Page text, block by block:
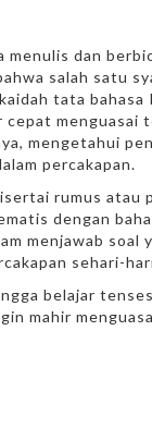
dan
salah satu
tata
mengetahui
percakapan.
rumus atau
dengan
menjawab soal
sehari-
belajar
mahir